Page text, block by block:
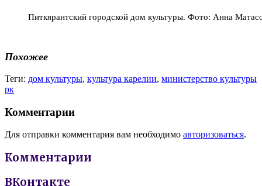
Питкярантский городской дом культуры. Фото: Анна
Похожее
Теги: дом культуры, культура карелии, министерство культуры
рк
Комментарии
Для отправки комментария вам необходимо авторизоваться.
Комментарии
ВКонтакте